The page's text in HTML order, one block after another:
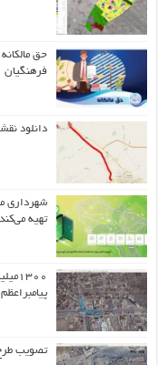
حق
فرهنگیان
دانلود
شهرداری
تهیه می‌کند
تصویب